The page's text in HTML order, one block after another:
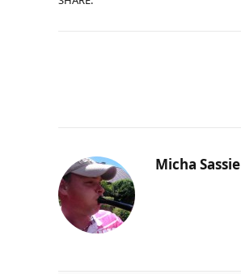
Micha Sassie